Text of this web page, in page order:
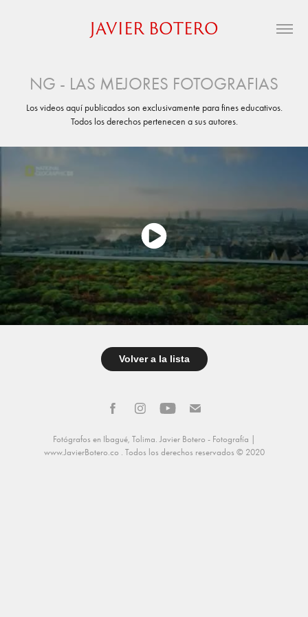
JAVIER BOTERO
NG - LAS MEJORES FOTOGRAFIAS
Los videos aquí publicados son exclusivamente para fines educativos.
Todos los derechos pertenecen a sus autores.
Volver a la lista
Fotógrafos en Ibagué, Tolima. Javier Botero - Fotografía |
www.JavierBotero.co . Todos los derechos reservados © 2020